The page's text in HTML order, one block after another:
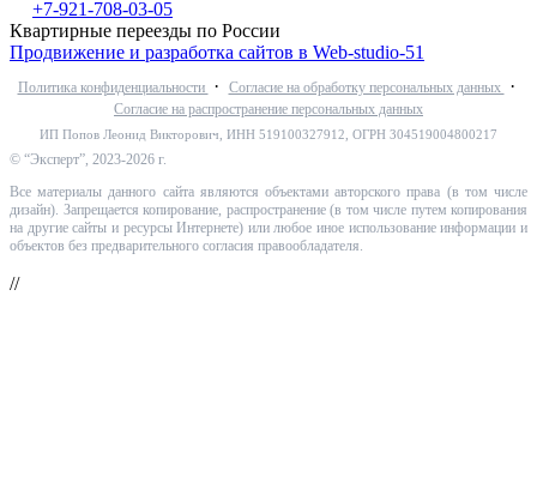
+7-921-708-03-05
Квартирные переезды по России
Продвижение и разработка сайтов в Web-studio-51
Политика конфиденциальности · Согласие на обработку персональных данных ·
Согласие на распространение персональных данных
ИП Попов Леонид Викторович, ИНН 519100327912, ОГРН 304519004800217
© “Эксперт”, 2023-2026 г.
Все материалы данного сайта являются объектами авторского права (в том числе
дизайн). Запрещается копирование, распространение (в том числе путем копирования
на другие сайты и ресурсы Интернете) или любое иное использование информации и
объектов без предварительного согласия правообладателя.
//